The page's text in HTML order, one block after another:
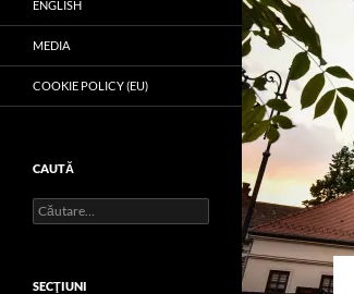
ENGLISH
MEDIA
COOKIE POLICY (EU)
CAUTĂ
Caută
după:
SECŢIUNI